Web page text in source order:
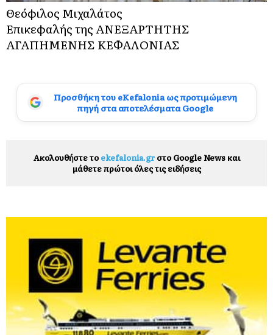
Θεόφιλος Μιχαλάτος
Επικεφαλής της ΑΝΕΞΑΡΤΗΤΗΣ
ΑΓΑΠΗΜΕΝΗΣ ΚΕΦΑΛΟΝΙΑΣ
Προσθήκη του eKefalonia ως προτιμώμενη
πηγή στα αποτελέσματα Google
Ακολουθήστε το ekefalonia.grστο Google News και
μάθετε πρώτοι όλες τις ειδήσεις